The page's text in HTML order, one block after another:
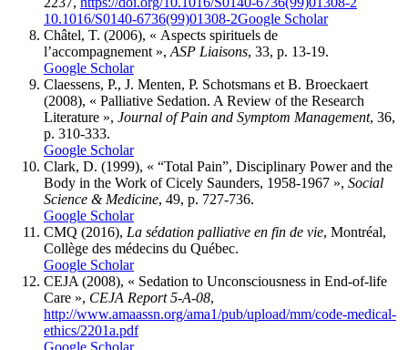
10.1016/S0140-6736(99)01308-2Google Scholar
Châtel, T. (2006), « Aspects spirituels de
l’accompagnement », ASP Liaisons, 33, p. 13-19.
Google Scholar
Claessens, P., J. Menten, P. Schotsmans et B. Broeckaert
(2008), « Palliative Sedation. A Review of the Research
Literature », Journal of Pain and Symptom Management, 36,
p. 310-333.
Google Scholar
Clark, D. (1999), « “Total Pain”, Disciplinary Power and the
Body in the Work of Cicely Saunders, 1958-1967 », Social
Science & Medicine, 49, p. 727-736.
Google Scholar
CMQ (2016), La sédation palliative en fin de vie, Montréal,
Collège des médecins du Québec.
Google Scholar
CEJA (2008), « Sedation to Unconsciousness in End-of-life
Care », CEJA Report 5-A-08,
http://www.amaassn.org/ama1/pub/upload/mm/code-medical-
ethics/2201a.pdf
Google Scholar